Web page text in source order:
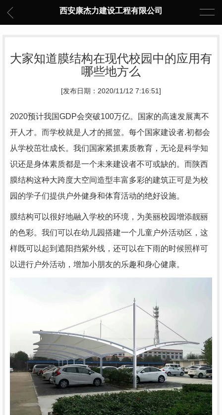
西安康杰力建设工程有限公司
大家知道膜结构在现代校园中的应用有
哪些地方么
[发布日期：2020/11/12 7:16:51]
2020预计我国GDP会突破100万亿。国家的高速发展离不
开人才。而学校就是人才的摇篮。每个国家建设者.初都会
从学校茁壮成长。我们国家紧抓素质教育，无论是科学知
识还是身体素质都是一个未来建设者不可或缺的。而陕西
膜结构这种大跨度大空间造型丰富多彩的建筑正可是为校
园的学子们提供户外健身和体育活动的绝好设施。
膜结构可以很好地融入学校的环境，为美丽校园增添靓丽
的色彩。我们可以在幼儿园搭建一个儿童户外活动区，这
样既可以起到遮阳挡紫外线，还可以在下雨的时候照样可
以进行户外活动，增加小朋友的乐趣和身心健康。